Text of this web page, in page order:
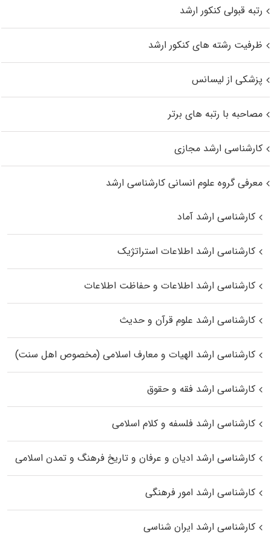
رتبه قبولی کنکور ارشد
ظرفیت رشته های کنکور ارشد
پزشکی از لیسانس
مصاحبه با رتبه های برتر
کارشناسی ارشد مجازی
معرفی گروه علوم انسانی کارشناسی ارشد
کارشناسی ارشد آماد
کارشناسی ارشد اطلاعات استراتژیک
کارشناسی ارشد اطلاعات و حفاظت اطلاعات
کارشناسی ارشد علوم قرآن و حدیث
کارشناسی ارشد الهیات و معارف اسلامی (مخصوص اهل سنت)
کارشناسی ارشد فقه و حقوق
کارشناسی ارشد فلسفه و کلام اسلامی
کارشناسی ارشد ادیان و عرفان و تاریخ فرهنگ و تمدن اسلامی
کارشناسی ارشد امور فرهنگی
کارشناسی ارشد ایران شناسی